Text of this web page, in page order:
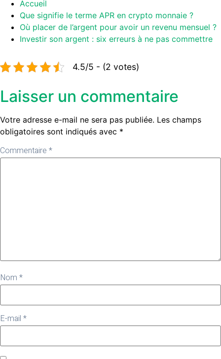
Accueil
Que signifie le terme APR en crypto monnaie ?
Où placer de l’argent pour avoir un revenu mensuel ?
Investir son argent : six erreurs à ne pas commettre
4.5/5 - (2 votes)
Laisser un commentaire
Votre adresse e-mail ne sera pas publiée. Les champs
obligatoires sont indiqués avec *
Commentaire *
Nom *
E-mail *